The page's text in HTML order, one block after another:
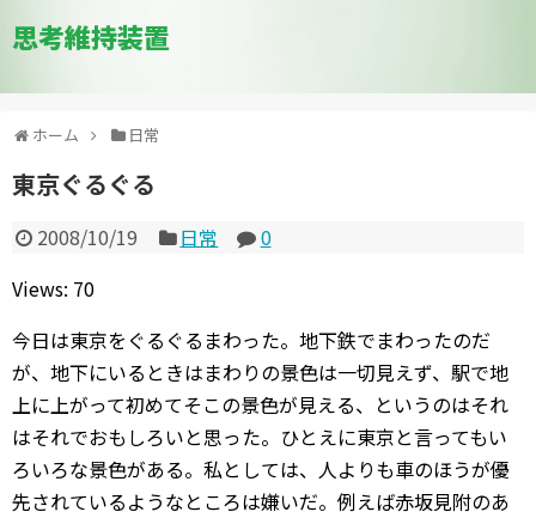
思考維持装置
ホーム 日常
東京ぐるぐる
2008/10/19 日常
0
Views: 70
今日は東京をぐるぐるまわった。地下鉄でまわったのだ
が、地下にいるときはまわりの景色は一切見えず、駅で地
上に上がって初めてそこの景色が見える、というのはそれ
はそれでおもしろいと思った。ひとえに東京と言ってもい
ろいろな景色がある。私としては、人よりも車のほうが優
先されているようなところは嫌いだ。例えば赤坂見附のあ